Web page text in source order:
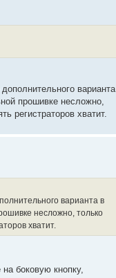
варианта
прошивке несложно,
регистраторов хватит.
варианта в
несложно, только
хватит.
боковую кнопку,